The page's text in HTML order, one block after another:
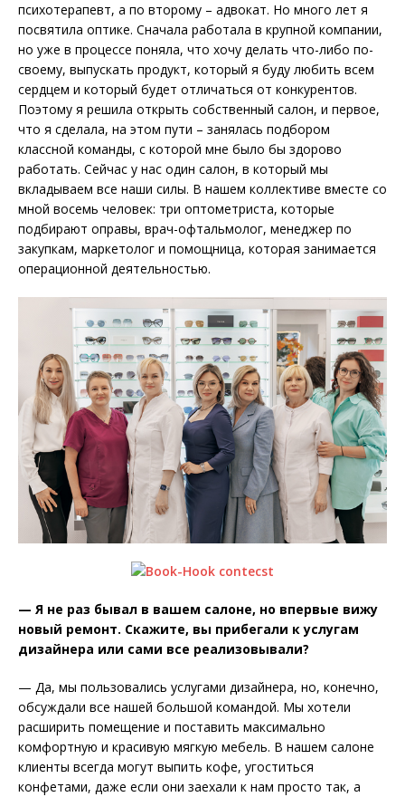
психотерапевт, а по второму – адвокат. Но много лет я
посвятила оптике. Сначала работала в крупной компании,
но уже в процессе поняла, что хочу делать что-либо по-
своему, выпускать продукт, который я буду любить всем
сердцем и который будет отличаться от конкурентов.
Поэтому я решила открыть собственный салон, и первое,
что я сделала, на этом пути – занялась подбором
классной команды, с которой мне было бы здорово
работать. Сейчас у нас один салон, в который мы
вкладываем все наши силы. В нашем коллективе вместе со
мной восемь человек: три оптометриста, которые
подбирают оправы, врач-офтальмолог, менеджер по
закупкам, маркетолог и помощница, которая занимается
операционной деятельностью.
— Я не раз бывал в вашем салоне, но впервые вижу
новый ремонт. Скажите, вы прибегали к услугам
дизайнера или сами все реализовывали?
— Да, мы пользовались услугами дизайнера, но, конечно,
обсуждали все нашей большой командой. Мы хотели
расширить помещение и поставить максимально
комфортную и красивую мягкую мебель. В нашем салоне
клиенты всегда могут выпить кофе, угоститься
конфетами, даже если они заехали к нам просто так, а